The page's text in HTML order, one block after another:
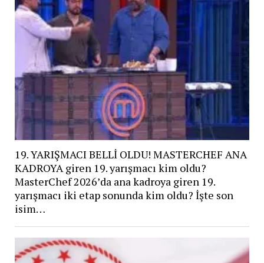
19. YARIŞMACI BELLİ OLDU! MASTERCHEF ANA
KADROYA giren 19. yarışmacı kim oldu?
MasterChef 2026’da ana kadroya giren 19.
yarışmacı iki etap sonunda kim oldu? İşte son
isim…